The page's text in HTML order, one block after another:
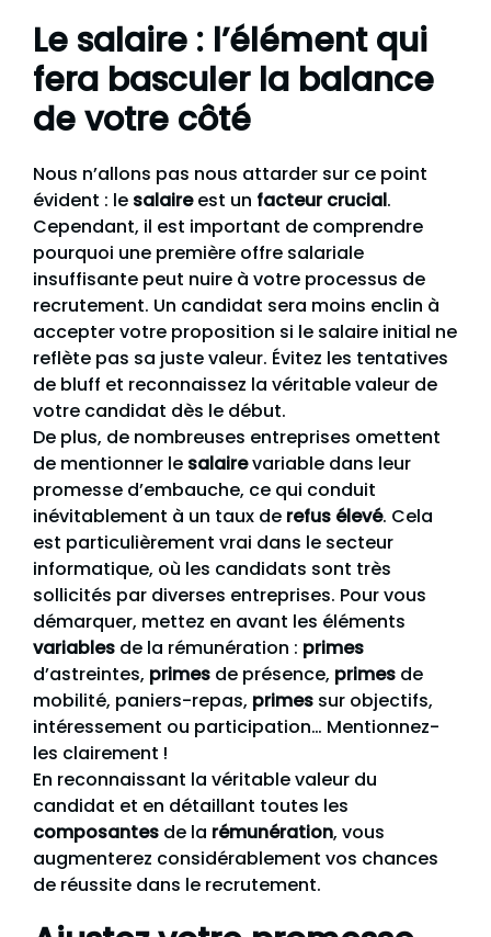
Le salaire : l’élément qui
fera basculer la balance
de votre côté
Nous n’allons pas nous attarder sur ce point
évident : le salaireest un facteur crucial.
Cependant, il est important de comprendre
pourquoi une première offre salariale
insuffisante peut nuire à votre processus de
recrutement. Un candidat sera moins enclin à
accepter votre proposition si le salaire initial ne
reflète pas sa juste valeur. Évitez les tentatives
de bluff et reconnaissez la véritable valeur de
votre candidat dès le début.
De plus, de nombreuses entreprises omettent
de mentionner le salairevariable dans leur
promesse d’embauche, ce qui conduit
inévitablement à un taux de refus élevé. Cela
est particulièrement vrai dans le secteur
informatique, où les candidats sont très
sollicités par diverses entreprises. Pour vous
démarquer, mettez en avant les éléments
variables de la rémunération : primes
d’astreintes, primes de présence, primes de
mobilité, paniers-repas, primes sur objectifs,
intéressement ou participation… Mentionnez-
les clairement !
En reconnaissant la véritable valeur du
candidat et en détaillant toutes les
composantes de la rémunération, vous
augmenterez considérablement vos chances
de réussite dans le recrutement.